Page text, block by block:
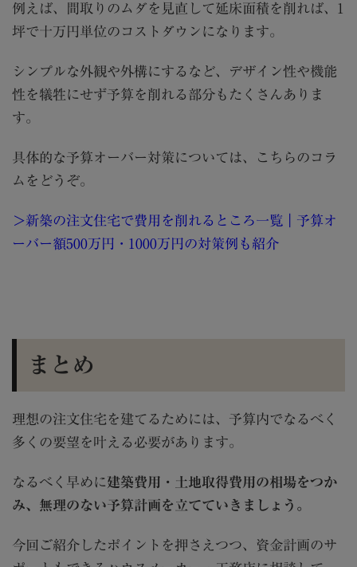
例えば、間取りのムダを見直して延床面積を削れば、
1
坪で十万円単位のコストダウンになります。
シンプルな外観や外構にするなど、デザイン性や機能
性を犠牲にせず予算を削れる部分もたくさんありま
す。
具体的な予算オーバー対策については、こちらのコラ
ムをどうぞ。
＞新築の注文住宅で費用を削れるところ一覧｜予算オ
ーバー額500万円・1000万円の対策例も紹介
まとめ
理想の注文住宅を建てるためには、予算内でなるべく
多くの要望を叶える必要があります。
なるべく早めに建築費用・土地取得費用の相場をつか
み、無理のない予算計画を立てていきましょう。
今回ご紹介したポイントを押さえつつ、資金計画のサ